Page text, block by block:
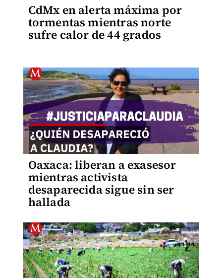
CdMx en alerta máxima por
tormentas mientras norte
sufre calor de 44 grados
Oaxaca: liberan a exasesor
mientras activista
desaparecida sigue sin ser
hallada